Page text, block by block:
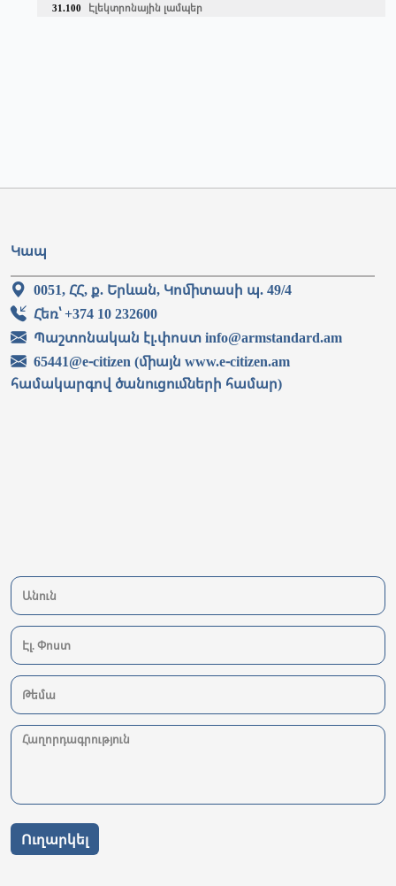
31.100
Էլեկտրոնային լամպեր
Կապ
0051, ՀՀ, ք. Երևան, Կոմիտասի պ. 49/4
Հեռ՝ +374 10 232600
Պաշտոնական էլ.փոստ info@armstandard.am
65441@e-citizen (միայն www.e-citizen.am
համակարգով ծանուցումների համար)
Ուղարկել